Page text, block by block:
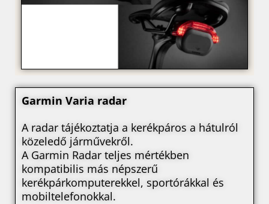
Garmin Varia radar
A radar tájékoztatja a kerékpáros a hátulról
közeledő járművekről.
A Garmin Radar teljes mértékben
kompatibilis más népszerű
kerékpárkomputerekkel, sportórákkal és
mobiltelefonokkal.